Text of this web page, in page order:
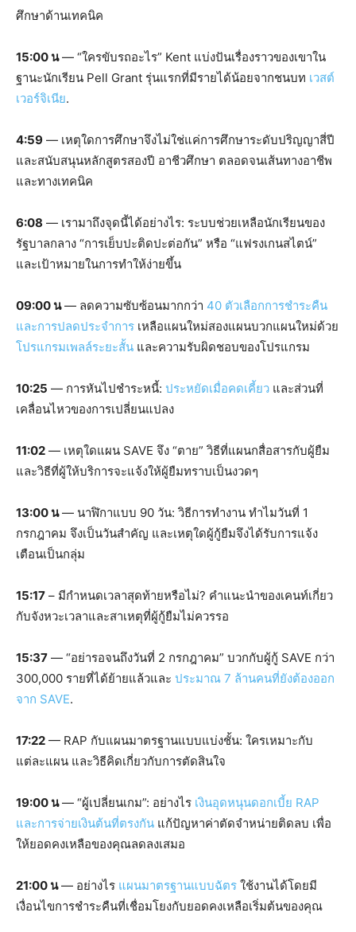
ศึกษาด้านเทคนิค
15:00 น— “ใครขับรถอะไร” Kent แบ่งปันเรื่องราวของเขาใน
ฐานะนักเรียน Pell Grant รุ่นแรกที่มีรายได้น้อยจากชนบท เวสต์
เวอร์จิเนีย.
4:59 — เหตุใดการศึกษาจึงไม่ใช่แค่การศึกษาระดับปริญญาสี่ปี
และสนับสนุนหลักสูตรสองปี อาชีวศึกษา ตลอดจนเส้นทางอาชีพ
และทางเทคนิค
6:08 — เรามาถึงจุดนี้ได้อย่างไร: ระบบช่วยเหลือนักเรียนของ
รัฐบาลกลาง “การเย็บปะติดปะต่อกัน” หรือ “แฟรงเกนสไตน์”
และเป้าหมายในการทำให้ง่ายขึ้น
09:00 น— ลดความซับซ้อนมากกว่า 40 ตัวเลือกการชำระคืน
และการปลดประจำการ เหลือแผนใหม่สองแผนบวกแผนใหม่ด้วย
โปรแกรมเพลล์ระยะสั้น และความรับผิดชอบของโปรแกรม
10:25 — การหันไปชำระหนี้: ประหยัดเมื่อคดเคี้ยว และส่วนที่
เคลื่อนไหวของการเปลี่ยนแปลง
11:02 — เหตุใดแผน SAVE จึง “ตาย” วิธีที่แผนกสื่อสารกับผู้ยืม
และวิธีที่ผู้ให้บริการจะแจ้งให้ผู้ยืมทราบเป็นงวดๆ
13:00 น— นาฬิกาแบบ 90 วัน: วิธีการทำงาน ทำไมวันที่ 1
กรกฎาคม จึงเป็นวันสำคัญ และเหตุใดผู้กู้ยืมจึงได้รับการแจ้ง
เตือนเป็นกลุ่ม
15:17 – มีกำหนดเวลาสุดท้ายหรือไม่? คำแนะนำของเคนท์เกี่ยว
กับจังหวะเวลาและสาเหตุที่ผู้กู้ยืมไม่ควรรอ
15:37 — “อย่ารอจนถึงวันที่ 2 กรกฎาคม” บวกกับผู้กู้ SAVE กว่า
300,000 รายที่ได้ย้ายแล้วและ ประมาณ 7 ล้านคนที่ยังต้องออก
จาก SAVE.
17:22 — RAP กับแผนมาตรฐานแบบแบ่งชั้น: ใครเหมาะกับ
แต่ละแผน และวิธีคิดเกี่ยวกับการตัดสินใจ
19:00 น— “ผู้เปลี่ยนเกม”: อย่างไร เงินอุดหนุนดอกเบี้ย RAP
และการจ่ายเงินต้นที่ตรงกัน แก้ปัญหาค่าตัดจำหน่ายติดลบ เพื่อ
ให้ยอดคงเหลือของคุณลดลงเสมอ
21:00 น— อย่างไร แผนมาตรฐานแบบฉัตร ใช้งานได้โดยมี
เงื่อนไขการชำระคืนที่เชื่อมโยงกับยอดคงเหลือเริ่มต้นของคุณ